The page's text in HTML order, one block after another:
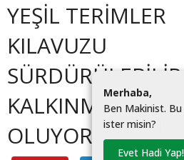
YEŞİL TERİMLER
KILAVUZU
SÜRDÜRÜLEBİLİR
KALKINMAYA
OLUYOR
Merhaba,
Ben Makinist. Bu
ister misin?
Evet Hadi Yap!